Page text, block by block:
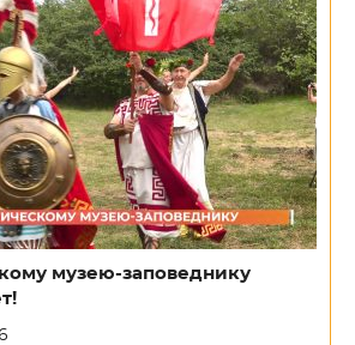
музею-заповеднику